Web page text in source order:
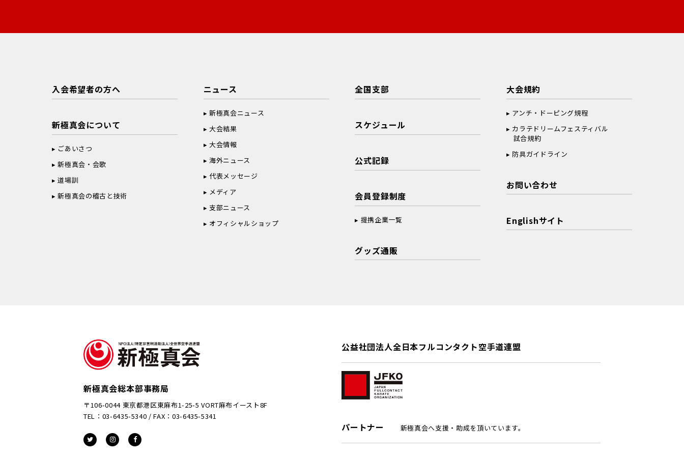
入会希望者の方へ
新極真会について
ごあいさつ
新極真会・会歌
道場訓
新極真会の稽古と技術
ニュース
新極真会ニュース
大会結果
大会情報
海外ニュース
代表メッセージ
メディア
支部ニュース
オフィシャルショップ
全国支部
スケジュール
公式記録
会員登録制度
提携企業一覧
グッズ通販
大会規約
アンチ・ドーピング規程
カラテドリームフェスティバル
試合規約
防具ガイドライン
お問い合わせ
Englishサイト
新極真会総本部事務局
〒106-0044 東京都港区東麻布1-25-5 VORT麻布イースト8F
TEL：03-6435-5340 / FAX：03-6435-5341
公益社団法人全日本フルコンタクト空手道連盟
パートナー 新極真会へ支援・助成を頂いています。